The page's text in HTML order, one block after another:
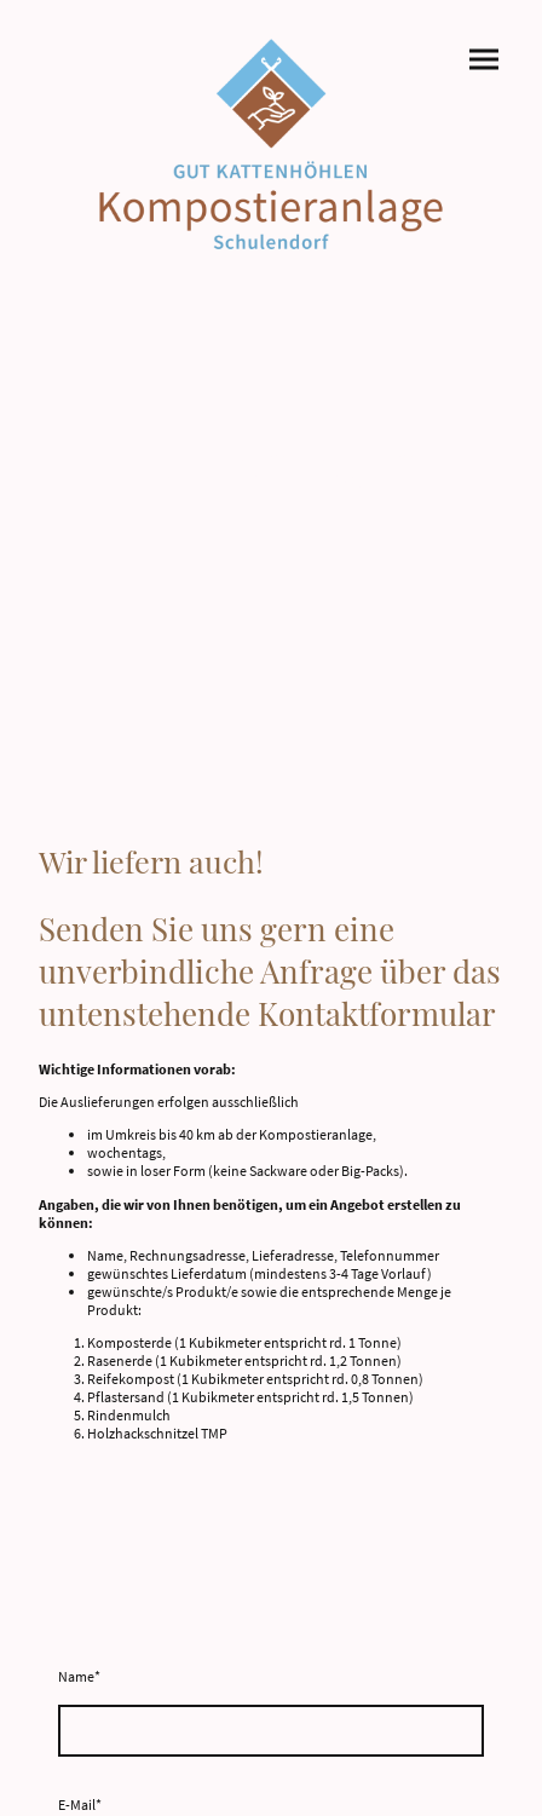
Wir liefern auch!
Senden Sie uns gern eine
unverbindliche Anfrage über das
untenstehende Kontaktformular
Wichtige Informationen vorab:
Die Auslieferungen erfolgen ausschließlich
im Umkreis bis 40 km ab der Kompostieranlage,
wochentags,
sowie in loser Form (keine Sackware oder Big-Packs).
Angaben, die wir von Ihnen benötigen, um ein Angebot erstellen zu
können:
Name, Rechnungsadresse, Lieferadresse, Telefonnummer
gewünschtes Lieferdatum (mindestens 3-4 Tage Vorlauf)
gewünschte/s Produkt/e sowie die entsprechende Menge je
Produkt:
Komposterde (1 Kubikmeter entspricht rd. 1 Tonne)
Rasenerde (1 Kubikmeter entspricht rd. 1,2 Tonnen)
Reifekompost (1 Kubikmeter entspricht rd. 0,8 Tonnen)
Pflastersand (1 Kubikmeter entspricht rd. 1,5 Tonnen)
Rindenmulch
Holzhackschnitzel TMP
Name*
E-Mail*